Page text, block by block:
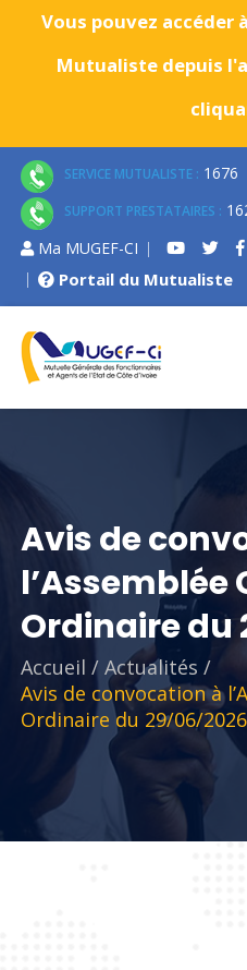
Vous pouvez accéder
Mutualiste depuis
SERVICE MUTUALISTE : 1676
SUPPORT PRESTATAIRES :
Ma MUGEF-CI
Portail du Mutualiste
Avis de
l’Assemblée
Ordinaire du
Accueil / Actualités /
Avis de convocation à
Ordinaire du 29/06/2026